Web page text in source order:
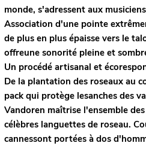
monde, s'adressent aux
Association d'une pointe
de plus en plus épaisse vers le
offreune sonorité pleine et
Un procédé artisanal et
De la plantation des roseaux au
pack qui protège lesanches des
Vandoren maîtrise l'ensemble
célèbres languettes de roseau.
cannessont portées à dos